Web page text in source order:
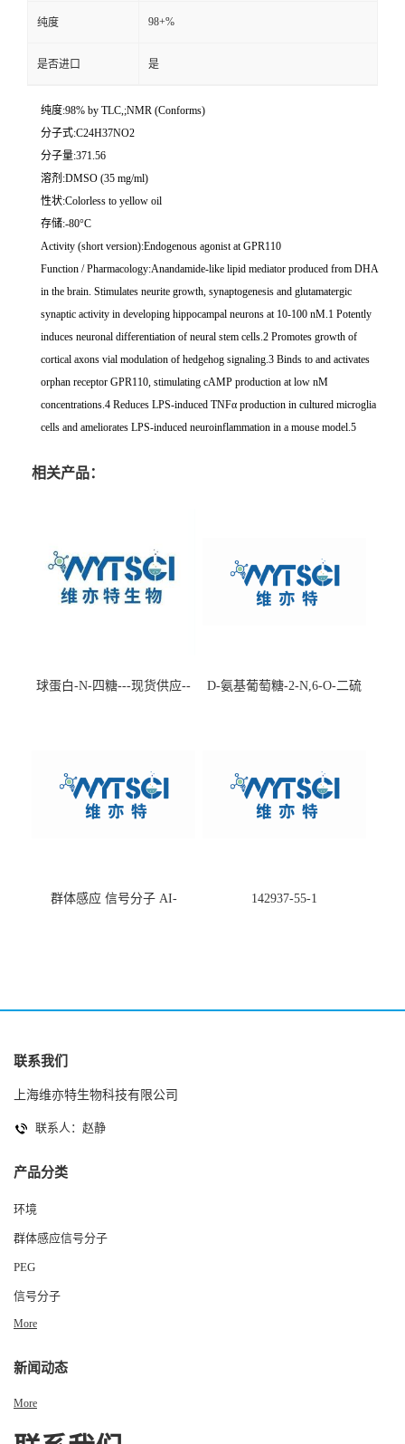
纯度 98+%
是否进口 是
纯度:98% by TLC,;NMR (Conforms)
分子式:C24H37NO2
分子量:371.56
溶剂:DMSO (35 mg/ml)
性状:Colorless to yellow oil
存储:-80°C
Activity (short version):Endogenous agonist at GPR110
Function / Pharmacology:Anandamide-like lipid mediator produced from DHA
in the brain. Stimulates neurite growth, synaptogenesis and glutamatergic
synaptic activity in developing hippocampal neurons at 10-100 nM.1 Potently
induces neuronal differentiation of neural stem cells.2 Promotes growth of
cortical axons vial modulation of hedgehog signaling.3 Binds to and activates
orphan receptor GPR110, stimulating cAMP production at low nM
concentrations.4 Reduces LPS-induced TNFα production in cultured microglia
cells and ameliorates LPS-induced neuroinflammation in a mouse model.5
相关产品：
球蛋白-N-四糖---现货供应--
D-氨基葡萄糖-2-N,6-O-二硫
群体感应 信号分子 AI-
142937-55-1
联系我们
上海维亦特生物科技有限公司
联系人：赵静
产品分类
环境
群体感应信号分子
PEG
信号分子
More
新闻动态
More